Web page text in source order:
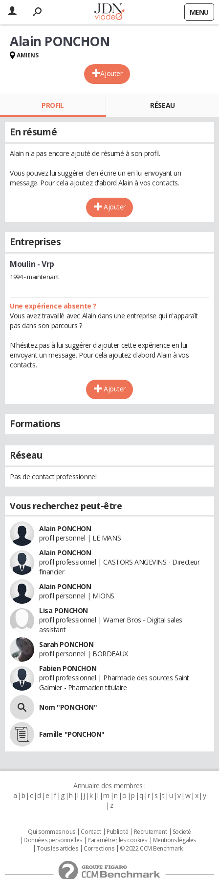
MENU
Ajouter
Alain PONCHON
AMIENS
PROFIL RÉSEAU
En résumé
Alain n'a pas encore ajouté de résumé à son profil.
Vous pouvez lui suggérer d'en écrire un en lui envoyant un
message. Pour cela ajoutez d'abord Alain à vos contacts.
Ajouter
Entreprises
Moulin - Vrp
1994 - maintenant
Une expérience absente ?
Vous avez travaillé avec Alain dans une entreprise qui n'apparaît
pas dans son parcours ?
N'hésitez pas à lui suggérer d'ajouter cette expérience en lui
envoyant un message. Pour cela ajoutez d'abord Alain à vos
contacts.
Ajouter
Formations
Réseau
Pas de contact professionnel
Vous recherchez peut-être
Alain PONCHON
profil personnel | LE MANS
Alain PONCHON
profil professionnel | CASTORS ANGEVINS - Directeur
financier
Alain PONCHON
profil personnel | MIONS
Lisa PONCHON
profil professionnel | Warner Bros - Digital sales
assistant
Sarah PONCHON
profil personnel | BORDEAUX
Fabien PONCHON
profil professionnel | Pharmacie des sources Saint
Galmier - Pharmacien titulaire
Nom "PONCHON"
Famille "PONCHON"
Annuaire des membres :
a b c d e f g h i j k l m n o p q r s t u v w x y
z
Qui sommes nous Contact Publicité Recrutement
Societé
Données personnelles
Paramétrer les cookies
Mentions légales
Tous les articles
Corrections © 2022 CCM Benchmark